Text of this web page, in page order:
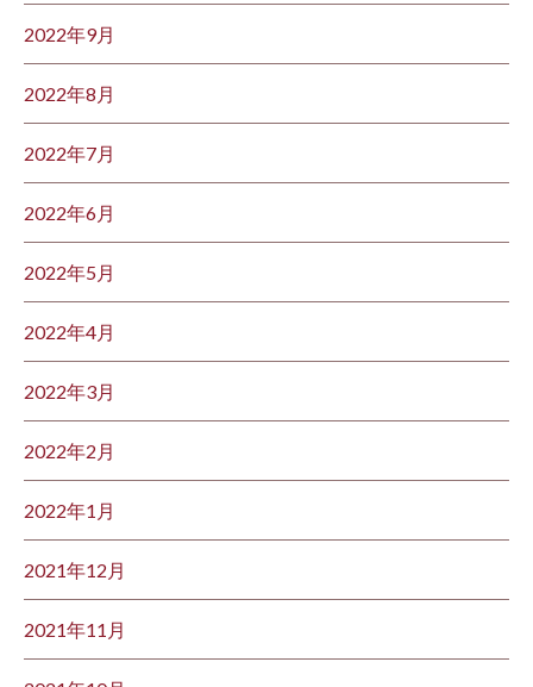
2022年9月
2022年8月
2022年7月
2022年6月
2022年5月
2022年4月
2022年3月
2022年2月
2022年1月
2021年12月
2021年11月